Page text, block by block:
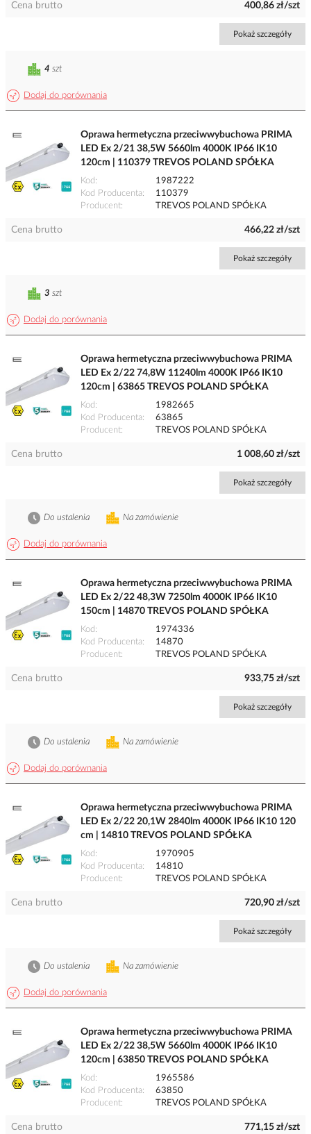
Cena brutto 400,86 zł/szt
Pokaż szczegóły
Dodaj do porównania
4 szt
Oprawa hermetyczna przeciwwybuchowa PRIMA
LED Ex 2/21 38,5W 5660lm 4000K IP66 IK10
120cm | 110379 TREVOS POLAND SPÓŁKA
Kod
1987222
Kod Producenta
110379
Producent
TREVOS POLAND SPÓŁKA
Cena brutto 466,22 zł/szt
Pokaż szczegóły
Dodaj do porównania
3 szt
Oprawa hermetyczna przeciwwybuchowa PRIMA
LED Ex 2/22 74,8W 11240lm 4000K IP66 IK10
120cm | 63865 TREVOS POLAND SPÓŁKA
Kod
1982665
Kod Producenta
63865
Producent
TREVOS POLAND SPÓŁKA
Cena brutto 1 008,60 zł/szt
Pokaż szczegóły
Dodaj do porównania
Na zamówienie
Do ustalenia
Oprawa hermetyczna przeciwwybuchowa PRIMA
LED Ex 2/22 48,3W 7250lm 4000K IP66 IK10
150cm | 14870 TREVOS POLAND SPÓŁKA
Kod
1974336
Kod Producenta
14870
Producent
TREVOS POLAND SPÓŁKA
Cena brutto 933,75 zł/szt
Pokaż szczegóły
Dodaj do porównania
Na zamówienie
Do ustalenia
Oprawa hermetyczna przeciwwybuchowa PRIMA
LED Ex 2/22 20,1W 2840lm 4000K IP66 IK10 120
cm | 14810 TREVOS POLAND SPÓŁKA
Kod
1970905
Kod Producenta
14810
Producent
TREVOS POLAND SPÓŁKA
Cena brutto 720,90 zł/szt
Pokaż szczegóły
Dodaj do porównania
Na zamówienie
Do ustalenia
Oprawa hermetyczna przeciwwybuchowa PRIMA
LED Ex 2/22 38,5W 5660lm 4000K IP66 IK10
120cm | 63850 TREVOS POLAND SPÓŁKA
Kod
1965586
Kod Producenta
63850
Producent
TREVOS POLAND SPÓŁKA
Cena brutto 771,15 zł/szt